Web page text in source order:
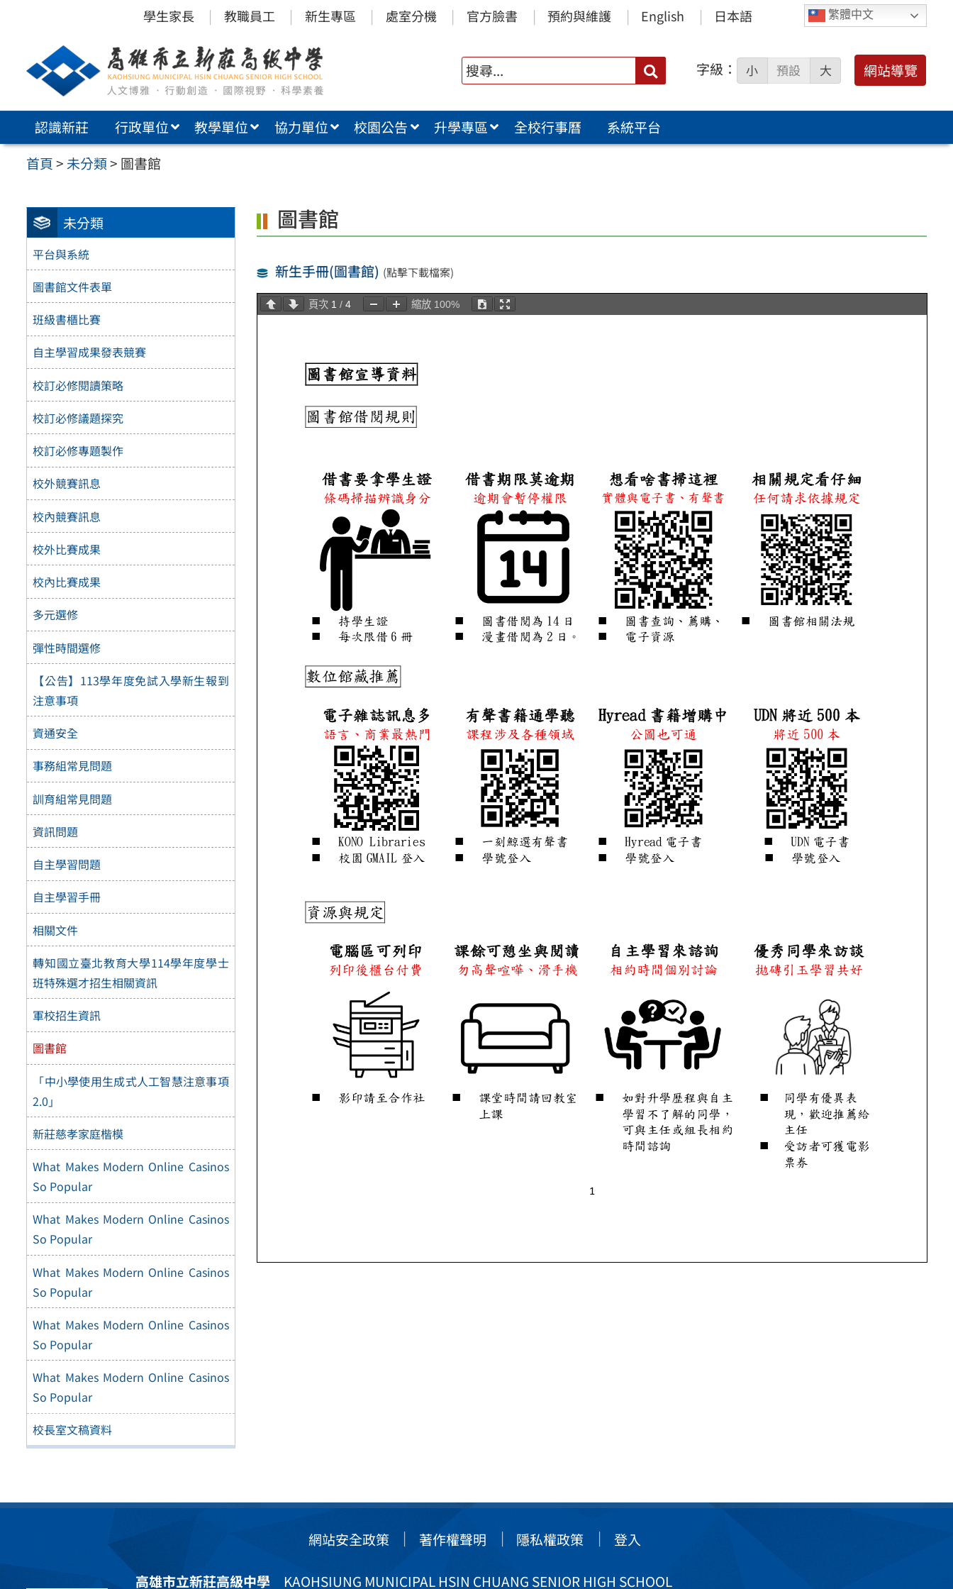
內
繁體中文
學生家長 教職員工 新生專區 處室分機 官方臉書 預約與維護 English 日本語
搜
尋：
字級： 小 預設 大 網站導覽
認識新莊 行政單位 教學單位 協力單位 校園公告 升學專區 全校行事曆
系統平台
首頁> 未分類> 圖書館
未分類
平台與系統
圖書館文件表單
班級書櫃比賽
自主學習成果發表競賽
校訂必修閱讀策略
校訂必修議題探究
校訂必修專題製作
校外競賽訊息
校內競賽訊息
校外比賽成果
校內比賽成果
多元選修
彈性時間選修
【公告】113學年度免試入學新生報到
注意事項
資通安全
事務組常見問題
訓育組常見問題
資訊問題
自主學習問題
自主學習手冊
相關文件
轉知國立臺北教育大學114學年度學士
班特殊選才招生相關資訊
軍校招生資訊
圖書館
「中小學使用生成式人工智慧注意事項
2.0」
新莊慈孝家庭楷模
What Makes Modern Online Casinos
So Popular
What Makes Modern Online Casinos
So Popular
What Makes Modern Online Casinos
So Popular
What Makes Modern Online Casinos
So Popular
What Makes Modern Online Casinos
So Popular
校長室文稿資料
圖書館
新生手冊(圖書館) (點擊下載檔案)
頁次 1 /4 縮放 100%
網站安全政策 著作權聲明 隱私權政策 登入
高雄市立新莊高級中學KAOHSIUNG MUNICIPAL HSIN CHUANG SENIOR HIGH SCHOOL